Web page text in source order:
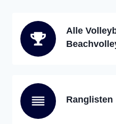
Alle
Ranglisten